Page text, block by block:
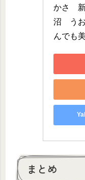
かさ　
沼　う
んでも
まとめ